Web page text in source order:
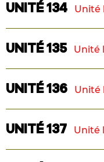
Superficie :
2 chambres
Superficie :
UNITÉ 134 Unité
Maison de ville
2 chambres
Superficie :
UNITÉ 135 Unité
Maison de ville
2 chambres
Superficie :
UNITÉ 136 Unité
Maison de ville
2 chambres
UNITÉ 137 Unité
Maison de ville